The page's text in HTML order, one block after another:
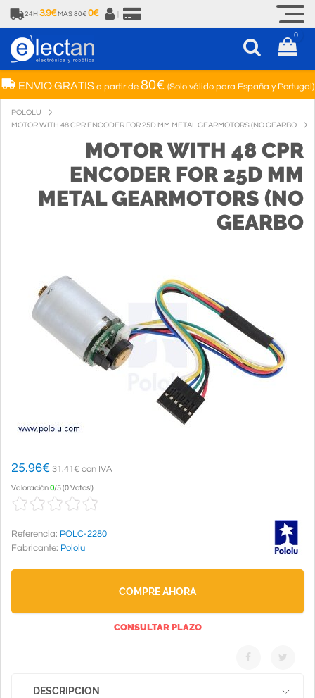
24H 3.9€ MAS 80€ 0€
0
ENVIO GRATISa partir de 80€ (Solo válido para España y Portugal)
POLOLU
MOTOR WITH 48 CPR ENCODER FOR 25D MM METAL GEARMOTORS (NO GEARBO
MOTOR WITH 48 CPR
ENCODER FOR 25D MM
METAL GEARMOTORS (NO
GEARBO
25.96€ 31.41€ con IVA
Valoración0/5(0 Votos!)
Referencia: POLC-2280
Fabricante: Pololu
COMPRE AHORA
CONSULTAR PLAZO
DESCRIPCION